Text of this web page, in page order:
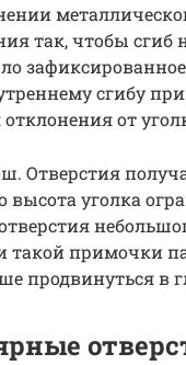
так, чтобы
сгибу
от
Отверстия
уголка
такой примочки
продвинуться в